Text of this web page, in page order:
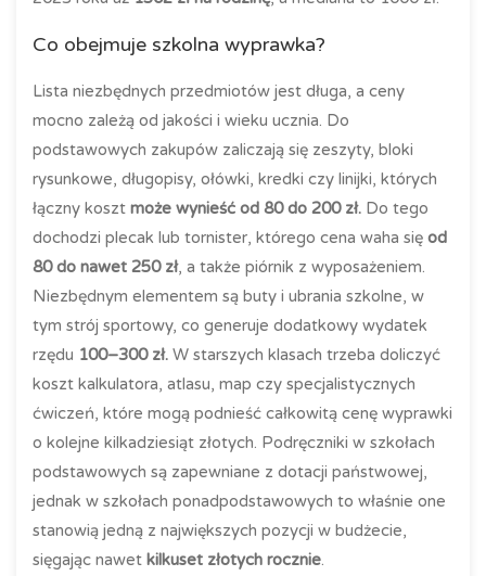
Co obejmuje szkolna wyprawka?
Lista niezbędnych przedmiotów jest długa, a ceny
mocno zależą od jakości i wieku ucznia. Do
podstawowych zakupów zaliczają się zeszyty, bloki
rysunkowe, długopisy, ołówki, kredki czy linijki, których
łączny koszt może wynieść od 80 do 200 zł. Do tego
dochodzi plecak lub tornister, którego cena waha się od
80 do nawet 250 zł, a także piórnik z wyposażeniem.
Niezbędnym elementem są buty i ubrania szkolne, w
tym strój sportowy, co generuje dodatkowy wydatek
rzędu 100–300 zł. W starszych klasach trzeba doliczyć
koszt kalkulatora, atlasu, map czy specjalistycznych
ćwiczeń, które mogą podnieść całkowitą cenę wyprawki
o kolejne kilkadziesiąt złotych. Podręczniki w szkołach
podstawowych są zapewniane z dotacji państwowej,
jednak w szkołach ponadpodstawowych to właśnie one
stanowią jedną z największych pozycji w budżecie,
sięgając nawet kilkuset złotych rocznie.